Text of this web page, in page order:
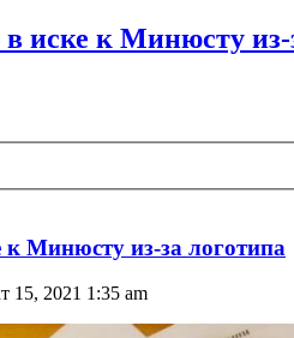
иске к Минюсту из-
Минюсту из-за логотипа
15, 2021 1:35 am